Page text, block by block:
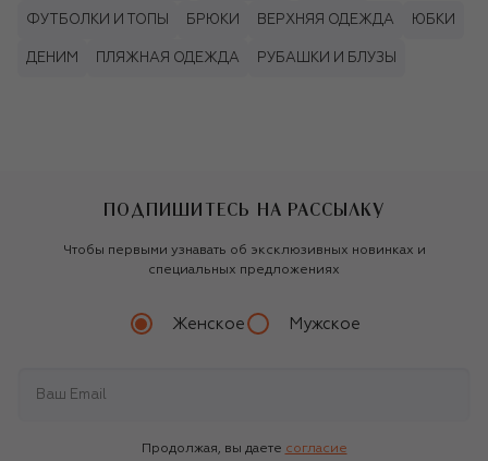
ФУТБОЛКИ И ТОПЫ БРЮКИ ВЕРХНЯЯ ОДЕЖДА ЮБКИ
ДЕНИМ ПЛЯЖНАЯ ОДЕЖДА РУБАШКИ И БЛУЗЫ
ПОДПИШИТЕСЬ НА РАССЫЛКУ
Чтобы первыми узнавать об эксклюзивных новинках и
специальных предложениях
Женское Мужское
Продолжая, вы даете согласие